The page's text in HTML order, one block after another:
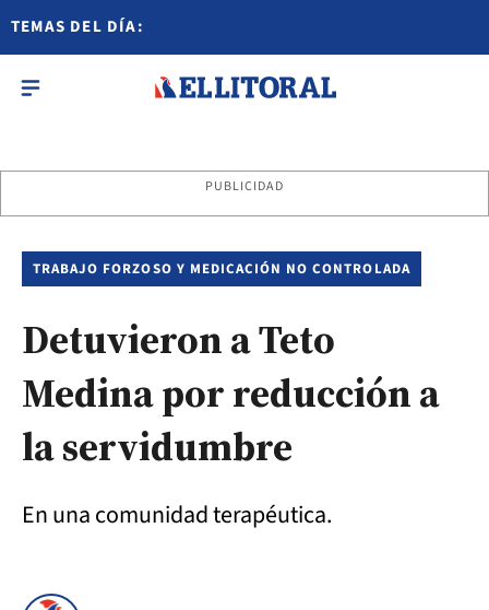
TEMAS DEL DÍA:
PUBLICIDAD
TRABAJO FORZOSO Y MEDICACIÓN NO CONTROLADA
Detuvieron a Teto
Medina por reducción a
la servidumbre
En una comunidad terapéutica.